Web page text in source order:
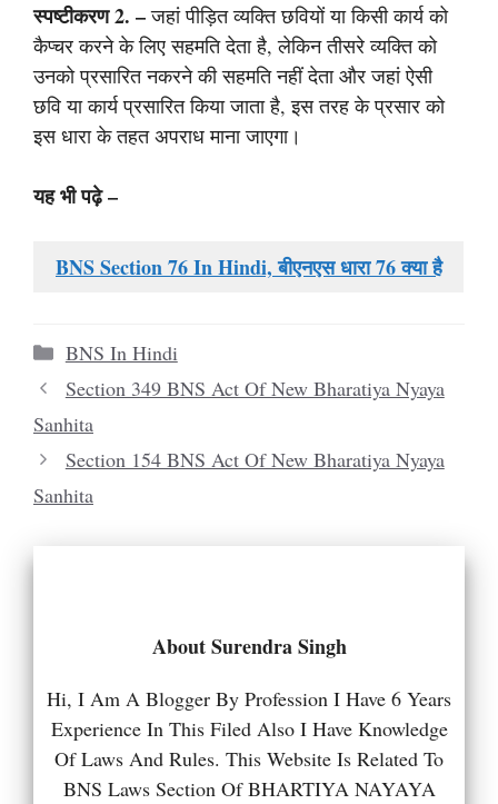
स्पष्टीकरण 2. –जहां पीड़ित व्यक्ति छवियों या किसी कार्य को
कैप्चर करने के लिए सहमति देता है, लेकिन तीसरे व्यक्ति को
उनको प्रसारित नकरने की सहमति नहीं देता और जहां ऐसी
छवि या कार्य प्रसारित किया जाता है, इस तरह के प्रसार को
इस धारा के तहत अपराध माना जाएगा।
यह भी पढ़े –
BNS Section 76 In Hindi, बीएनएस धारा 76 क्या है
Categories
BNS In Hindi
Section 349 BNS Act Of New Bharatiya Nyaya
Sanhita
Section 154 BNS Act Of New Bharatiya Nyaya
Sanhita
About Surendra Singh
Hi, I Am A Blogger By Profession I Have 6 Years
Experience In This Filed Also I Have Knowledge
Of Laws And Rules. This Website Is Related To
BNS Laws Section Of BHARTIYA NAYAYA